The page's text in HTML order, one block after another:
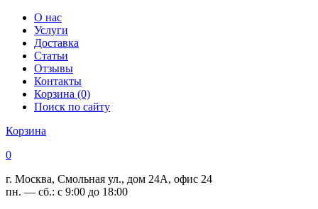
О нас
Услуги
Доставка
Статьи
Отзывы
Контакты
Корзина (0)
Поиск по сайту
Корзина
0
г. Москва, Смольная ул., дом 24А, офис 24
пн. — сб.: с 9:00 до 18:00